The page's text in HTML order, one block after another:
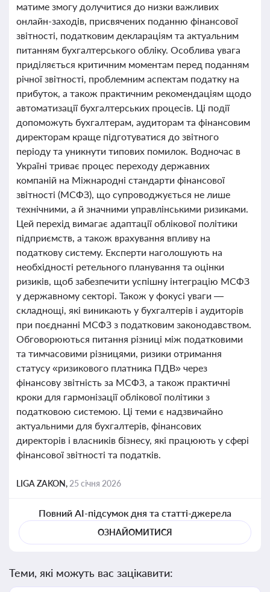
матиме змогу долучитися до низки важливих
онлайн-заходів, присвячених поданню фінансової
звітності, податковим деклараціям та актуальним
питанням бухгалтерського обліку. Особлива увага
приділяється критичним моментам перед поданням
річної звітності, проблемним аспектам податку на
прибуток, а також практичним рекомендаціям щодо
автоматизації бухгалтерських процесів. Ці події
допоможуть бухгалтерам, аудиторам та фінансовим
директорам краще підготуватися до звітного
періоду та уникнути типових помилок. Водночас в
Україні триває процес переходу державних
компаній на Міжнародні стандарти фінансової
звітності (МСФЗ), що супроводжується не лише
технічними, а й значними управлінськими ризиками.
Цей перехід вимагає адаптації облікової політики
підприємств, а також врахування впливу на
податкову систему. Експерти наголошують на
необхідності ретельного планування та оцінки
ризиків, щоб забезпечити успішну інтеграцію МСФЗ
у державному секторі. Також у фокусі уваги —
складнощі, які виникають у бухгалтерів і аудиторів
при поєднанні МСФЗ з податковим законодавством.
Обговорюються питання різниці між податковими
та тимчасовими різницями, ризики отримання
статусу «ризикового платника ПДВ» через
фінансову звітність за МСФЗ, а також практичні
кроки для гармонізації облікової політики з
податковою системою. Ці теми є надзвичайно
актуальними для бухгалтерів, фінансових
директорів і власників бізнесу, які працюють у сфері
фінансової звітності та податків.
LIGA ZAKON, 25 січня 2026
Повний AI-підсумок дня та статті-джерела
ОЗНАЙОМИТИСЯ
Теми, які можуть вас зацікавити: